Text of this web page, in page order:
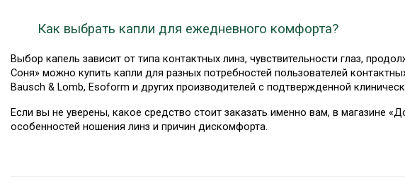
Как выбрать капли для ежедневного комфорта?
Выбор капель зависит от типа контактных линз, чувствительности глаз,
Соня» можно купить капли для разных потребностей пользователей
Bausch & Lomb, Esoform и других производителей с подтвержденной
Если вы не уверены, какое средство стоит заказать именно вам, в магазине
особенностей ношения линз и причин дискомфорта.